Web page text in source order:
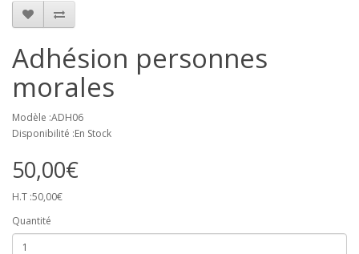
Adhésion personnes
morales
Modèle :ADH06
Disponibilité :En Stock
50,00€
H.T :50,00€
Quantité